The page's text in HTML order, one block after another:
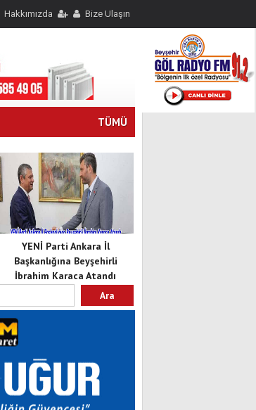
Hakkımızda Bize Ulaşın
TÜMÜ
YENİ Parti Ankara İl
Başkanlığına Beyşehirli
İbrahim Karaca Atandı